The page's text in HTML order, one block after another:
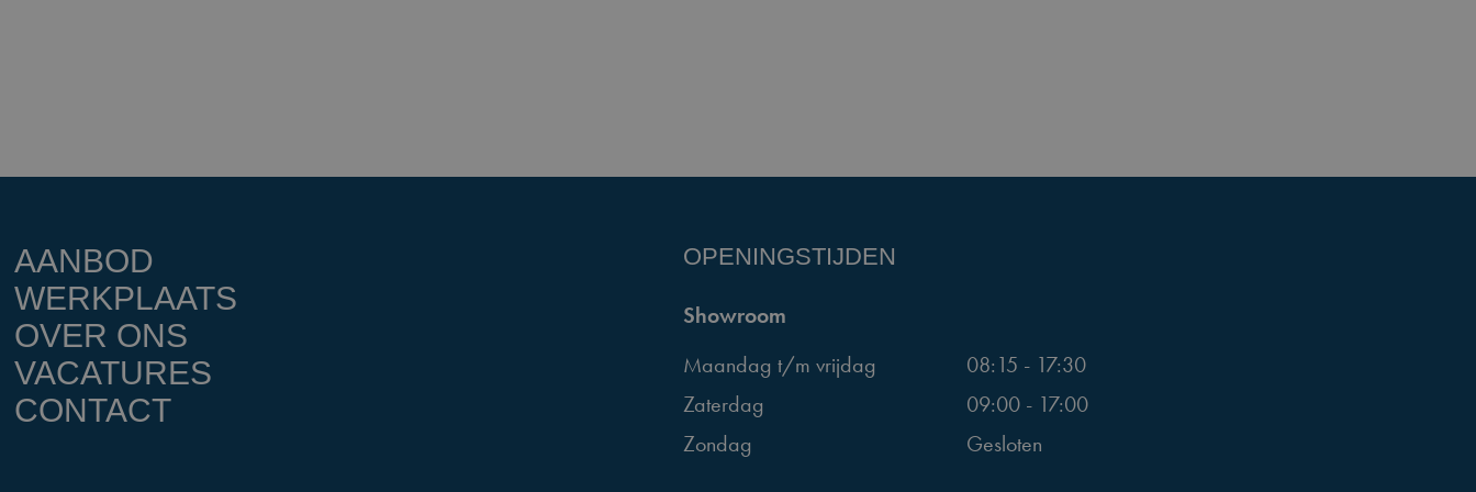
AANBOD
WERKPLAATS
OVER ONS
VACATURES
CONTACT
OPENINGSTIJDEN
Showroom
Maandag t/m vrijdag
08:15 - 17:30
Zaterdag
09:00 - 17:00
Zondag
Gesloten